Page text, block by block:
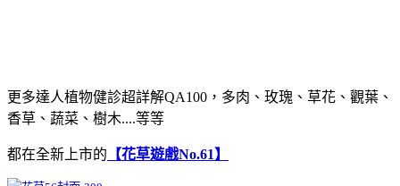
更多達人植物健診超詳解QA100，多肉、玫瑰、草花、觀葉、
香草、蔬菜、樹木....等等
都在全新上市的 【花草遊戲No.61】